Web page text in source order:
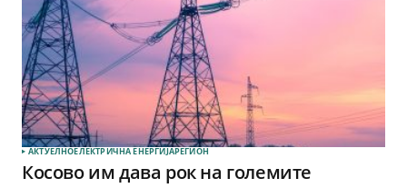
АКТУЕЛНОЕЛЕКТРИЧНА ЕНЕРГИЈАРЕГИОН
Косово им дава рок на големите